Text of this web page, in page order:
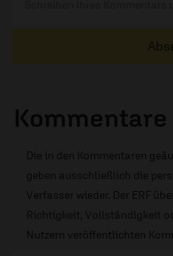
Kommentare
Die in den Kommentaren
geben ausschließlich die
Verfasser wieder. Der ERF
Richtigkeit, Vollständigkeit
Nutzern veröffentlichten